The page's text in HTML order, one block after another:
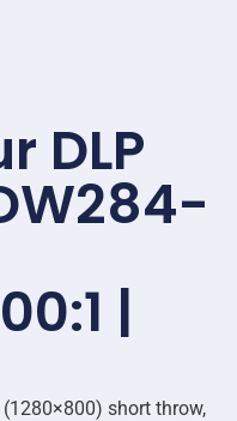
DLP
|
short throw,